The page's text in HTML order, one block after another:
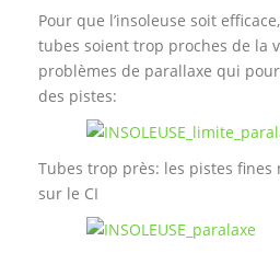
Pour que l’insoleuse soit
tubes soient trop proches de la
problèmes de parallaxe qui
des pistes:
Tubes trop près: les pistes fines
sur le CI